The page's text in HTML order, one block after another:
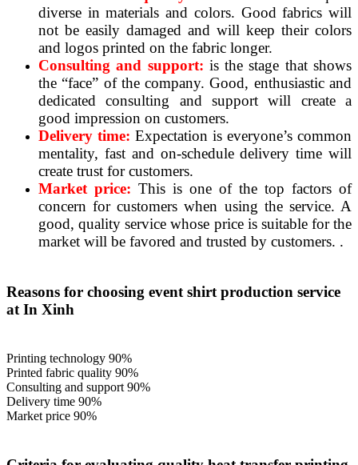
diverse in materials and colors. Good fabrics will
not be easily damaged and will keep their colors
and logos printed on the fabric longer.
Consulting and support: is the stage that shows
the “face” of the company. Good, enthusiastic and
dedicated consulting and support will create a
good impression on customers.
Delivery time: Expectation is everyone’s common
mentality, fast and on-schedule delivery time will
create trust for customers.
Market price: This is one of the top factors of
concern for customers when using the service. A
good, quality service whose price is suitable for the
market will be favored and trusted by customers. .
Reasons for choosing event shirt production service
at In Xinh
Printing technology 90%
Printed fabric quality 90%
Consulting and support 90%
Delivery time 90%
Market price 90%